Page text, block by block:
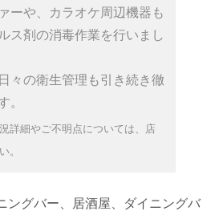
ーや、カラオケ周辺機器も
ス剤の消毒作業を行いまし
々の衛生管理も引き続き徹
詳細やご不明点については、店
。
ングバー、居酒屋、ダイニングバ